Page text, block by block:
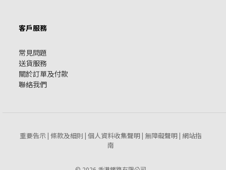
客戶服務
常見問題
送貨服務
關於訂單及付款
聯絡我們
重要告示| 條款及細則 | 個人資料收集聲明| 無障礙聲明| 網站指
南